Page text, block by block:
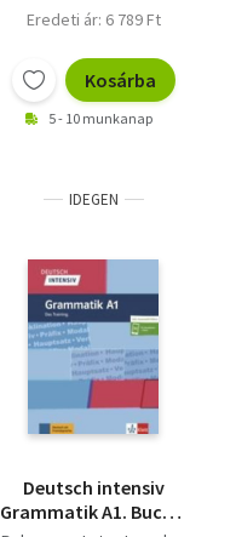
Eredeti ár: 6 789 Ft
Kosárba
5 - 10 munkanap
IDEGEN
Deutsch intensiv
Grammatik A1. Buch +